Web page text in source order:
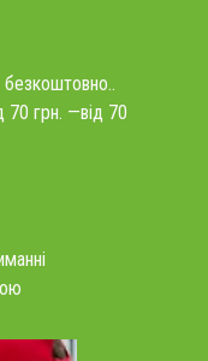
безкоштовно..
грн. —від 70